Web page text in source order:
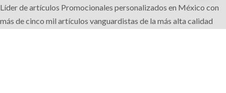
Líder de artículos Promocionales personalizados en México con
más de cinco mil artículos vanguardistas de la más alta calidad